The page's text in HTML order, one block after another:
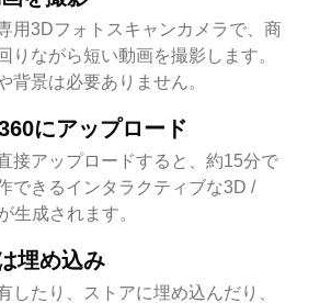
用3Dフォトスキャンカメラで、商
りながら短い動画を撮影します。
背景は必要ありません。
にアップロード
接アップロードすると、約15分で
できるインタラクティブな3D /
生成されます。
埋め込み
したり、ストアに埋め込んだり、